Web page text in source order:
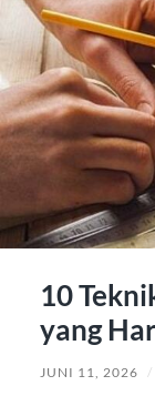
10
yang
JUNI 11, 2026 /